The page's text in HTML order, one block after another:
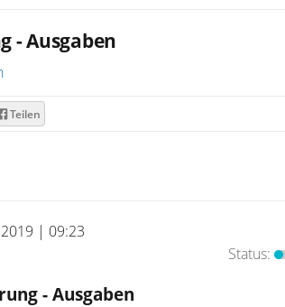
- Ausgaben
Teilen
| 09:23
Status:
- Ausgaben